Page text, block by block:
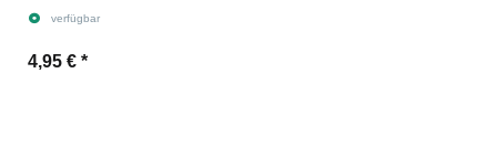
verfügbar
4,95 € *